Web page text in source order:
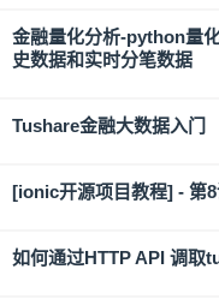
金融量化分析-python量
史数据和实时分笔数据
Tushare金融大数据入门
[ionic开源项目教程] - 第
如何通过HTTP API 调取